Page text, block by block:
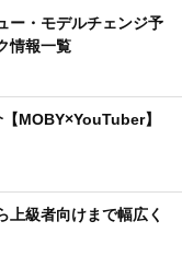
ー・モデルチェンジ予
情報一覧
MOBY×YouTuber】
上級者向けまで幅広く